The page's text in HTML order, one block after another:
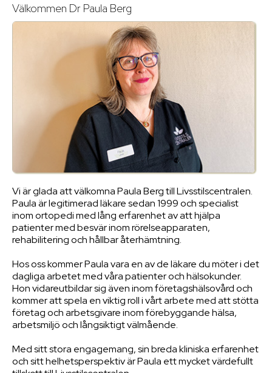
Välkommen Dr Paula Berg
Vi är glada att välkomna Paula Berg till Livsstilscentralen.
Paula är legitimerad läkare sedan 1999 och specialist
inom ortopedi med lång erfarenhet av att hjälpa
patienter med besvär inom rörelseapparaten,
rehabilitering och hållbar återhämtning.
Hos oss kommer Paula vara en av de läkare du möter i det
dagliga arbetet med våra patienter och hälsokunder.
Hon vidareutbildar sig även inom företagshälsovård och
kommer att spela en viktig roll i vårt arbete med att stötta
företag och arbetsgivare inom förebyggande hälsa,
arbetsmiljö och långsiktigt välmående.
Med sitt stora engagemang, sin breda kliniska erfarenhet
och sitt helhetsperspektiv är Paula ett mycket värdefullt